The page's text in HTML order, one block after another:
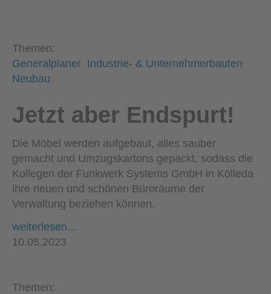
Themen:
Generalplaner Industrie- & Unternehmerbauten
Neubau
Jetzt aber Endspurt!
Die Möbel werden aufgebaut, alles sauber
gemacht und Umzugskartons gepackt, sodass die
Kollegen der Funkwerk Systems GmbH in Kölleda
ihre neuen und schönen Büroräume der
Verwaltung beziehen können.
weiterlesen...
10.05.2023
Themen: